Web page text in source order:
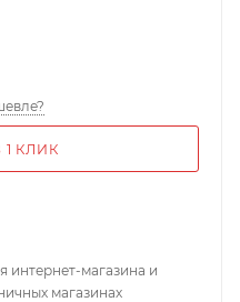
1 КЛИК
интернет-магазина и
магазинах